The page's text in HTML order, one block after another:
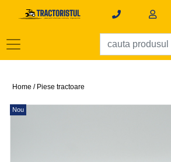
Home / Piese tractoare
Nou